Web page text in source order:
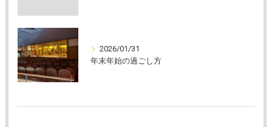
2026/01/31
年末年始の過ごし方